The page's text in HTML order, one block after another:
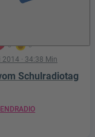
0 0
2014 · 34:38 Min
Schulradiotag